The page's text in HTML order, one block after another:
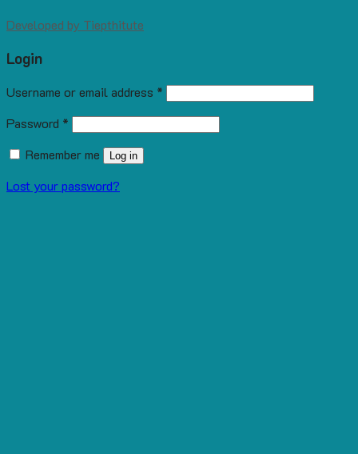
Developed by Tiepthitute
Login
Username or email address *
Password *
Remember me
Log in
Lost your password?